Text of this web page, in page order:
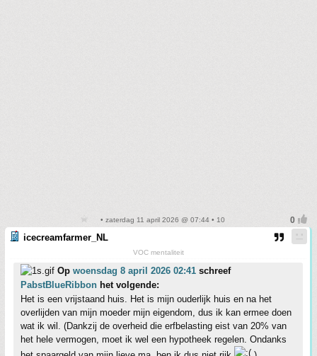
• zaterdag 11 april 2026 @ 07:44 • 10
icecreamfarmer_NL
VOC mentaliteit
Op woensdag 8 april 2026 02:41 schreef
PabstBlueRibbon het volgende:
Het is een vrijstaand huis. Het is mijn ouderlijk huis en na het
overlijden van mijn moeder mijn eigendom, dus ik kan ermee doen
wat ik wil. (Dankzij de overheid die erfbelasting eist van 20% van
het hele vermogen, moet ik wel een hypotheek regelen. Ondanks